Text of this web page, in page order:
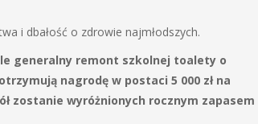
i dbałość o zdrowie najmłodszych.
generalny remont szkolnej toalety o
nagrodę w postaci 5 000 zł na
zostanie wyróżnionych rocznym zapasem